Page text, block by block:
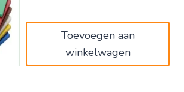
Toevoegen aan
winkelwagen